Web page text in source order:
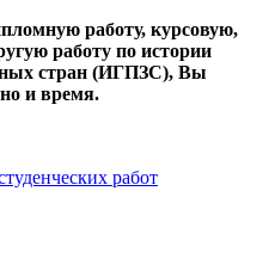
работу, курсовую,
работу по истории
стран (ИГПЗС), Вы
и время.
работ